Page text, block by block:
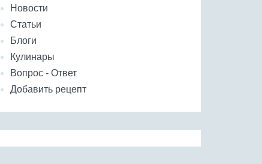
Новости
Статьи
Блоги
Кулинары
Вопрос - Ответ
Добавить рецепт